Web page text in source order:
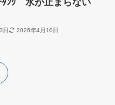
日 2026年4月10日